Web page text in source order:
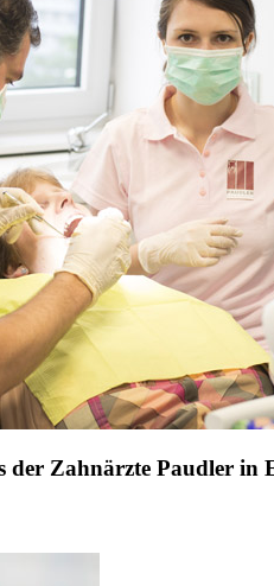
der Zahnärzte Paudler in